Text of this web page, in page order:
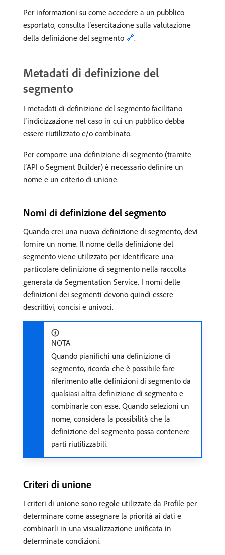
Per informazioni su come accedere a un pubblico
esportato, consulta l’esercitazione sulla valutazione
della definizione del segmento 🔗.
Metadati di definizione del
segmento
I metadati di definizione del segmento facilitano
l’indicizzazione nel caso in cui un pubblico debba
essere riutilizzato e/o combinato.
Per comporre una definizione di segmento (tramite
l’API o Segment Builder) è necessario definire un
nome e un criterio di unione.
Nomi di definizione del segmento
Quando crei una nuova definizione di segmento, devi
fornire un nome. Il nome della definizione del
segmento viene utilizzato per identificare una
particolare definizione di segmento nella raccolta
generata da Segmentation Service. I nomi delle
definizioni dei segmenti devono quindi essere
descrittivi, concisi e univoci.
NOTA
Quando pianifichi una definizione di
segmento, ricorda che è possibile fare
riferimento alle definizioni di segmento da
qualsiasi altra definizione di segmento e
combinarle con esse. Quando selezioni un
nome, considera la possibilità che la
definizione del segmento possa contenere
parti riutilizzabili.
Criteri di unione
I criteri di unione sono regole utilizzate da Profile per
determinare come assegnare la priorità ai dati e
combinarli in una visualizzazione unificata in
determinate condizioni.